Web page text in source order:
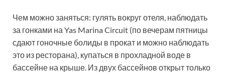
Чем можно заняться: гулять вокруг отеля, наблюдать
за гонками на Yas Marina Circuit (по вечерам пятницы
сдают гоночные болиды в прокат и можно наблюдать
это из ресторана), купаться в прохладной воде в
бассейне на крыше. Из двух бассейнов открыт только